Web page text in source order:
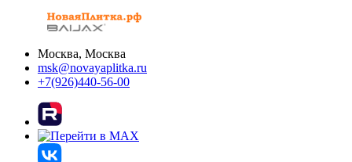
Москва, Москва
msk@novayaplitka.ru
+7(926)440-56-00